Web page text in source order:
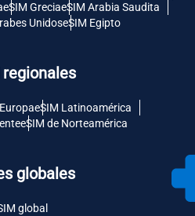
eSIM GreciaeSIM Arabia Saudita
UnidoseSIM Egipto
regionales
eSIM Latinoamérica
eSIM de Norteamérica
globales
global